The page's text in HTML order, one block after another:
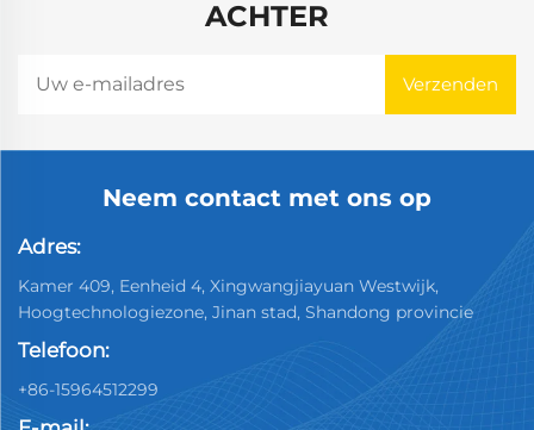
ACHTER
Neem contact met ons op
Adres:
Kamer 409, Eenheid 4, Xingwangjiayuan Westwijk,
Hoogtechnologiezone, Jinan stad, Shandong provincie
Telefoon:
+86-15964512299